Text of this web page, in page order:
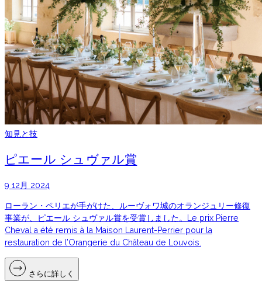
知見と技
ピエール シュヴァル賞
9 12月 2024
ローラン・ペリエが手がけた、ルーヴォワ城のオランジュリー修復
事業が、ピエール シュヴァル賞を受賞しました。Le prix Pierre
Cheval a été remis à la Maison Laurent-Perrier pour la
restauration de l’Orangerie du Château de Louvois.
さらに詳しく